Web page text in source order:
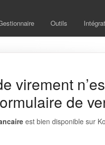
Outils
virement
de
est bien disponible sur